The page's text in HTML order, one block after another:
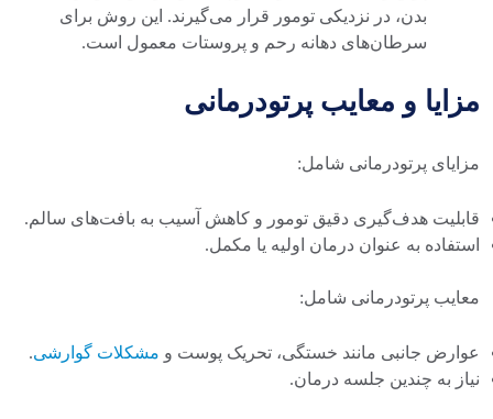
بدن، در نزدیکی تومور قرار می‌گیرند. این روش برای
سرطان‌های دهانه رحم و پروستات معمول است.
مزایا و معایب پرتودرمانی
مزایای پرتودرمانی شامل:
قابلیت هدف‌گیری دقیق تومور و کاهش آسیب به بافت‌های سالم.
استفاده به عنوان درمان اولیه یا مکمل.
معایب پرتودرمانی شامل:
عوارض جانبی مانند خستگی، تحریک پوست و مشکلات گوارشی.
نیاز به چندین جلسه درمان.